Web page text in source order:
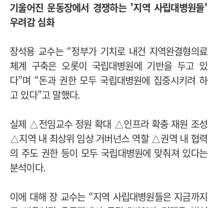
기울어진 운동장에서 경쟁하는 '지역 사립대병원들'
우려감 심화
장석용 교수는 “정부가 기치로 내건 지역완결형의료
체계 구축은 오롯이 국립대병원에 기반을 두고 있
다”며 “돈과 권한 모두 국립대병원에 집중시키려 하
고 있다”고 말했다.
실제 △전임교수 정원 확대 △인프라 확충 재원 조성
△지역 내 최상위 임상 거버넌스 역할 △권역 내 협력
의 주도 권한 등이 모두 국립대병원에 맞춰져 있다는
분석이다.
이에 대해 장 교수는 “지역 사립대병원들은 지금까지